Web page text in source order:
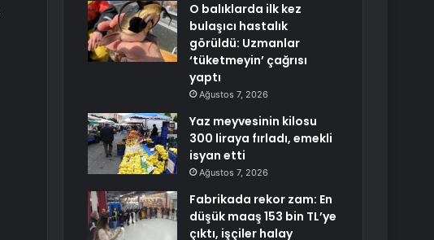
O balıklarda ilk kez
bulaşıcı hastalık
görüldü: Uzmanlar
‘tüketmeyin’ çağrısı
yaptı
Ağustos 7, 2026
Yaz meyvesinin kilosu
300 liraya fırladı, emekli
isyan etti
Ağustos 7, 2026
Fabrikada rekor zam: En
düşük maaş 153 bin TL’ye
çıktı, işçiler halay